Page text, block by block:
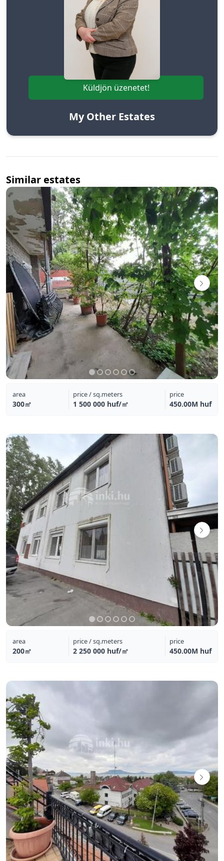
Szepezdi Helga
+36706384999
Küldjön üzenetet!
My Other Estates
Similar estates
area
300㎡
price / sq.meters
1 500 000 huf/㎡
price
450.00M huf
area
200㎡
price / sq.meters
2 250 000 huf/㎡
price
450.00M huf